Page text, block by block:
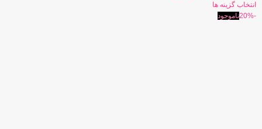
انتخاب گزینه ها
-20%
ناموجود